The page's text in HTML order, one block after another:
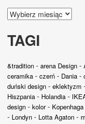
Archiwum
–
warto
zajrzeć
TAGI
&tradition - arena Design -
ceramika - czerń - Dania -
duński design - eklektyzm
Hiszpania - Holandia -
design - kolor- Kopenhaga
- Londyn - Lotta Agaton -